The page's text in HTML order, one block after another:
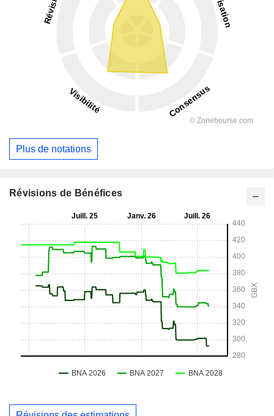
Plus de notations
Révisions de Bénéfices